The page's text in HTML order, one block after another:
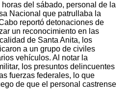
del sábado, personal de la
Nacional que patrullaba la
reportó detonaciones de
un reconocimiento en las
de Santa Anita, los
a un grupo de civiles
vehículos. Al notar la
los presuntos delincuentes
fuerzas federales, lo que
de que el personal castrense